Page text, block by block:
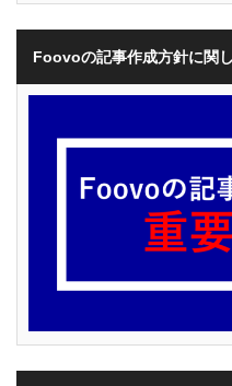
Foovoの記事作成方針に関